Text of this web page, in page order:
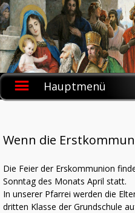
Skip
to
content
Hauptmenü
Wenn die
Die Feier der Erskommunion
Sonntag des Monats April statt.
In unserer Pfarrei werden die
dritten Klasse der Grundschule